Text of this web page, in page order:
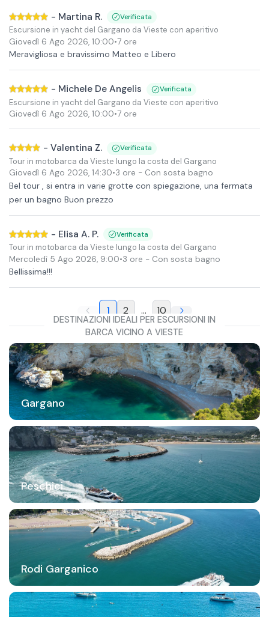
- Martina R. Verificata
Escursione in yacht del Gargano da Vieste con aperitivo
Giovedì 6 Ago 2026, 10:00•7 ore
Meravigliosa e bravissimo Matteo e Libero
- Michele De Angelis Verificata
Escursione in yacht del Gargano da Vieste con aperitivo
Giovedì 6 Ago 2026, 10:00•7 ore
- Valentina Z. Verificata
Tour in motobarca da Vieste lungo la costa del Gargano
Giovedì 6 Ago 2026, 14:30•3 ore - Con sosta bagno
Bel tour , si entra in varie grotte con spiegazione, una fermata
per un bagno Buon prezzo
- Elisa A. P. Verificata
Tour in motobarca da Vieste lungo la costa del Gargano
Mercoledì 5 Ago 2026, 9:00•3 ore - Con sosta bagno
Bellissima!!!
1 2 ... 10
DESTINAZIONI IDEALI PER ESCURSIONI IN
BARCA VICINO A VIESTE
Gargano
Peschici
Rodi Garganico